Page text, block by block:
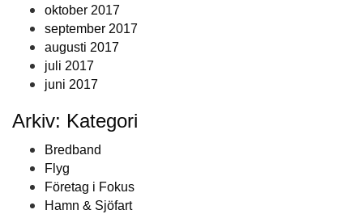
oktober 2017
september 2017
augusti 2017
juli 2017
juni 2017
Arkiv: Kategori
Bredband
Flyg
Företag i Fokus
Hamn & Sjöfart